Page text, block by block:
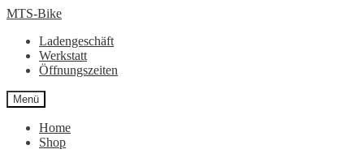
Zur
springen
Zum
springen
MTS-Bike
Ladengeschäft
Werkstatt
Öffnungszeiten
Menü
Home
Shop